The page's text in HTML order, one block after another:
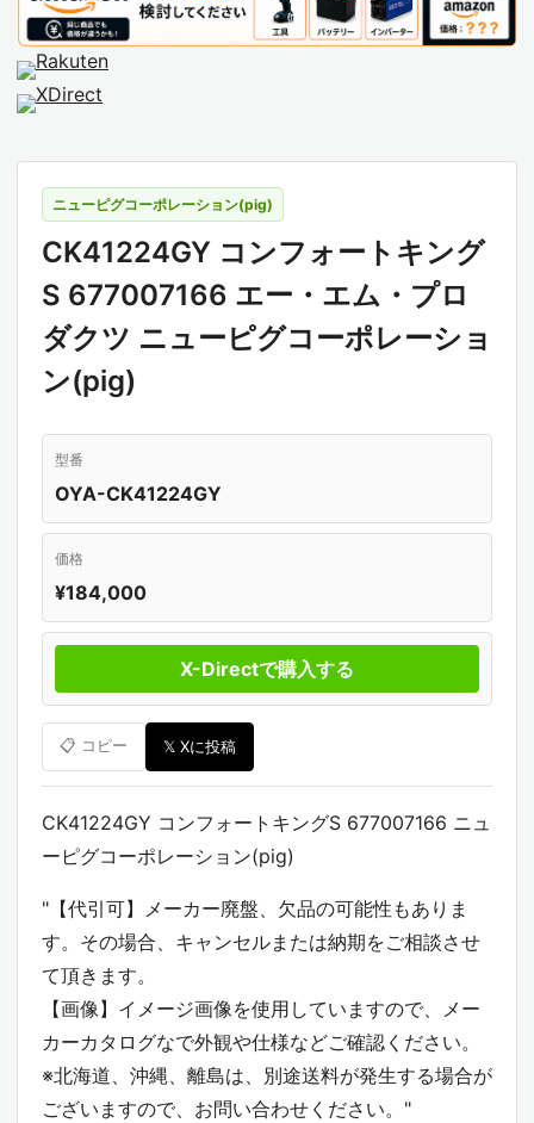
ニューピグコーポレーション(pig)
CK41224GY コンフォートキング
S 677007166 エー・エム・プロ
ダクツ ニューピグコーポレーショ
ン(pig)
型番
OYA-CK41224GY
価格
¥184,000
X-Directで購入する
📋 コピー 𝕏 Xに投稿
CK41224GY コンフォートキングS 677007166 ニュ
ーピグコーポレーション(pig)
"【代引可】メーカー廃盤、欠品の可能性もありま
す。その場合、キャンセルまたは納期をご相談させ
て頂きます。
【画像】イメージ画像を使用していますので、メー
カーカタログなで外観や仕様などご確認ください。
※北海道、沖縄、離島は、別途送料が発生する場合が
ございますので、お問い合わせください。"